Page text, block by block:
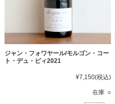
ジャン・フォワヤール/モルゴン・コー
ト・デュ・ピィ2021
¥7,150(税込)
在庫 ○